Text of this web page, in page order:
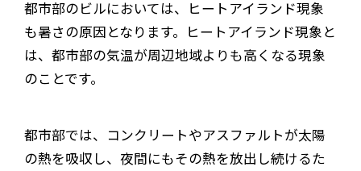
都市部のビルにおいては、ヒートアイランド現象
も暑さの原因となります。ヒートアイランド現象と
は、都市部の気温が周辺地域よりも高くなる現象
のことです。
都市部では、コンクリートやアスファルトが太陽
の熱を吸収し、夜間にもその熱を放出し続けるた